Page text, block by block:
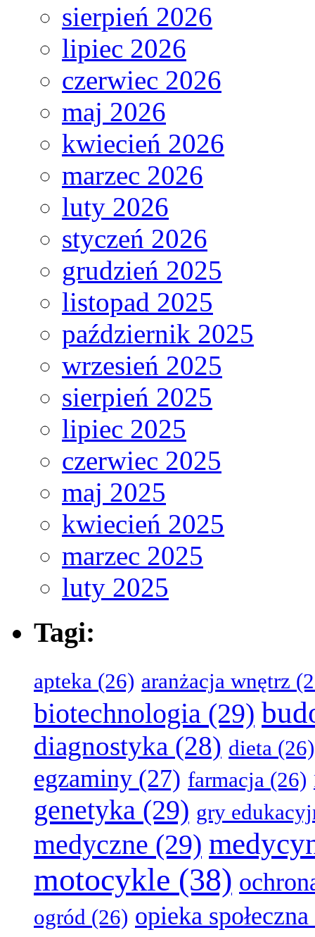
sierpień 2026
lipiec 2026
czerwiec 2026
maj 2026
kwiecień 2026
marzec 2026
luty 2026
styczeń 2026
grudzień 2025
listopad 2025
październik 2025
wrzesień 2025
sierpień 2025
lipiec 2025
czerwiec 2025
maj 2025
kwiecień 2025
marzec 2025
luty 2025
Tagi:
apteka (26) aranżacja wnętrz
biotechnologia (29)
diagnostyka (28) dieta (26)
egzaminy (27) farmacja (26)
genetyka (29) gry
medyczne (29)
motocykle (38)
ogród (26) opieka społeczna